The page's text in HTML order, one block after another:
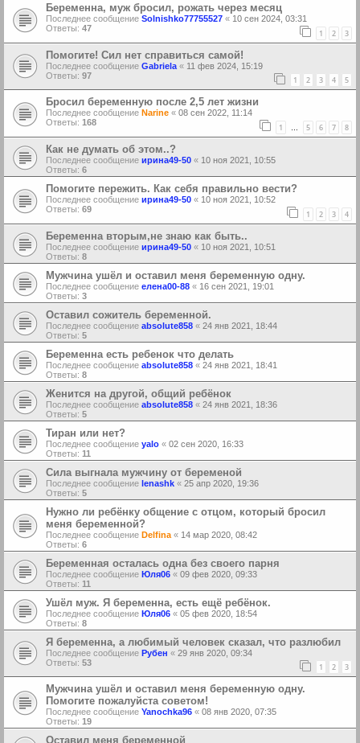
Беременна, муж бросил, рожать через месяц
Последнее сообщение Solnishko77755527 « 10 сен 2024, 03:31
Ответы: 47 1 2 3
Помогите! Сил нет справиться самой!
Последнее сообщение Gabriela « 11 фев 2024, 15:19
Ответы: 97 1 2 3 4 5
Бросил беременную после 2,5 лет жизни
Последнее сообщение Narine « 08 сен 2022, 11:14
Ответы: 168 1 … 5 6 7 8
Как не думать об этом..?
Последнее сообщение ирина49-50 « 10 ноя 2021, 10:55
Ответы: 6
Помогите пережить. Как себя правильно вести?
Последнее сообщение ирина49-50 « 10 ноя 2021, 10:52
Ответы: 69 1 2 3 4
Беременна вторым,не знаю как быть..
Последнее сообщение ирина49-50 « 10 ноя 2021, 10:51
Ответы: 8
Мужчина ушёл и оставил меня беременную одну.
Последнее сообщение елена00-88 « 16 сен 2021, 19:01
Ответы: 3
Оставил сожитель беременной.
Последнее сообщение absolute858 « 24 янв 2021, 18:44
Ответы: 5
Беременна есть ребенок что делать
Последнее сообщение absolute858 « 24 янв 2021, 18:41
Ответы: 8
Женится на другой, общий ребёнок
Последнее сообщение absolute858 « 24 янв 2021, 18:36
Ответы: 5
Тиран или нет?
Последнее сообщение yalo « 02 сен 2020, 16:33
Ответы: 11
Сила выгнала мужчину от беременой
Последнее сообщение lenashk « 25 апр 2020, 19:36
Ответы: 5
Нужно ли ребёнку общение с отцом, который бросил
меня беременной?
Последнее сообщение Delfina « 14 мар 2020, 08:42
Ответы: 6
Беременная осталась одна без своего парня
Последнее сообщение Юля06 « 09 фев 2020, 09:33
Ответы: 11
Ушёл муж. Я беременна, есть ещё ребёнок.
Последнее сообщение Юля06 « 05 фев 2020, 18:54
Ответы: 8
Я беременна, а любимый человек сказал, что разлюбил
Последнее сообщение Рубен « 29 янв 2020, 09:34
Ответы: 53 1 2 3
Мужчина ушёл и оставил меня беременную одну.
Помогите пожалуйста советом!
Последнее сообщение Yanochka96 « 08 янв 2020, 07:35
Ответы: 19
Оставил меня беременной